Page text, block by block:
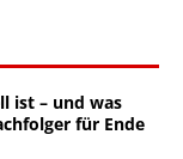
ist – und was
für Ende